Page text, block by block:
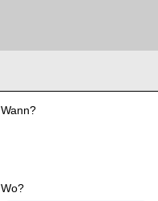
Wann?
Wo?